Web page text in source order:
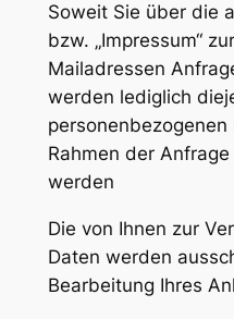
Soweit Sie über die
bzw. „Impressum“
Mailadressen
werden lediglich
Rahmen der
werden
Die von Ihnen zur
Daten werden
Bearbeitung Ihres